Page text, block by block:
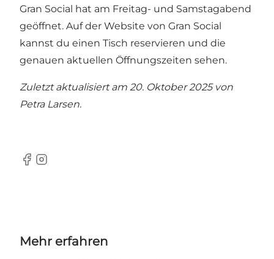
Gran Social hat am Freitag- und Samstagabend
geöffnet. Auf der Website von Gran Social
kannst du einen Tisch reservieren und die
genauen aktuellen Öffnungszeiten sehen.
Zuletzt aktualisiert am 20. Oktober 2025 von
Petra Larsen.
Facebook
Instagram
Mehr erfahren